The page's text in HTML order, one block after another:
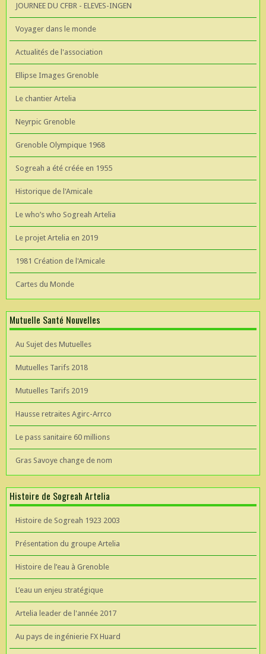
JOURNEE DU CFBR - ELEVES-INGEN
Voyager dans le monde
Actualités de l'association
Ellipse Images Grenoble
Le chantier Artelia
Neyrpic Grenoble
Grenoble Olympique 1968
Sogreah a été créée en 1955
Historique de l'Amicale
Le who’s who Sogreah Artelia
Le projet Artelia en 2019
1981 Création de l'Amicale
Cartes du Monde
Mutuelle Santé Nouvelles
Au Sujet des Mutuelles
Mutuelles Tarifs 2018
Mutuelles Tarifs 2019
Hausse retraites Agirc-Arrco
Le pass sanitaire 60 millions
Gras Savoye change de nom
Histoire de Sogreah Artelia
Histoire de Sogreah 1923 2003
Présentation du groupe Artelia
Histoire de l’eau à Grenoble
L’eau un enjeu stratégique
Artelia leader de l'année 2017
Au pays de ingénierie FX Huard